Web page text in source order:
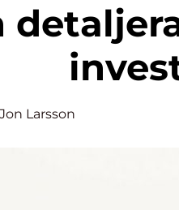
Jon Larsson